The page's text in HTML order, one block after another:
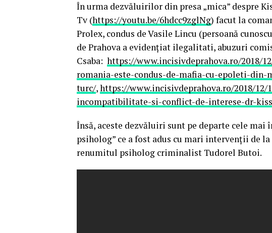
În urma dezvăluirilor din presa „mica” despre
Tv (https://youtu.be/6hdcc9zglNg) facut la
Prolex, condus de Vasile Lincu (persoană
de Prahova a evidențiat ilegalitati, abuzuri
Csaba: https://www.incisivdeprahova.ro/2018/
romania-este-condus-de-mafia-cu-epoleti-
turc/,https://www.incisivdeprahova.ro/2018/
incompatibilitate-si-conflict-de-interese-dr-
Însă, aceste dezvăluiri sunt pe departe cele
psiholog” ce a fost adus cu mari intervenții de
renumitul psiholog criminalist Tudorel Butoi.